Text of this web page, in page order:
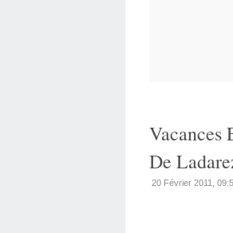
Vacances
De
20 Février 2011,